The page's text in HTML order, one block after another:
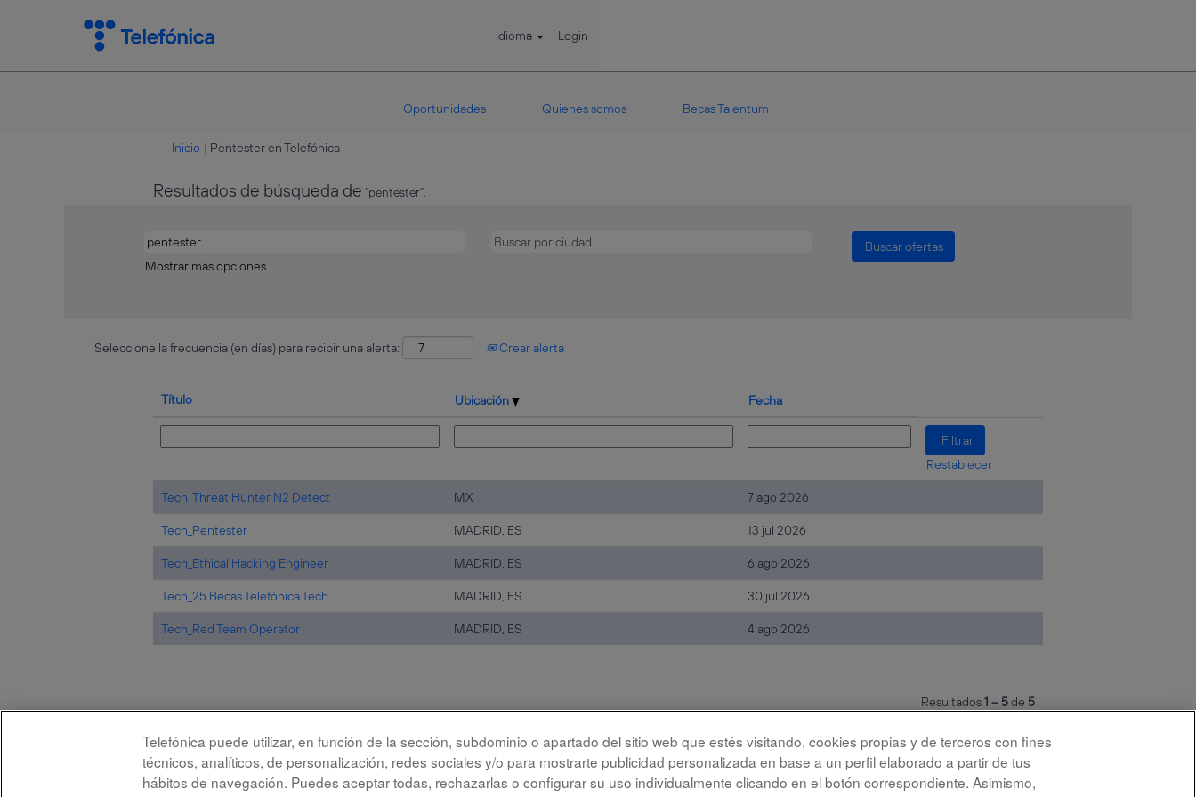
Idioma Login
Oportunidades Quienes somos Becas Talentum
Inicio | Pentester en Telefónica(página
Resultados de búsqueda de "pentester".
Mostrar más opciones
Seleccione la frecuencia (en días) para recibir una alerta: Crear alerta
Título Ubicación Fecha
Restablecer
Tech_Threat Hunter N2 Detect MX 7 ago 2026
Tech_Pentester MADRID, ES 13 jul 2026
Tech_Ethical Hacking Engineer MADRID, ES 6 ago 2026
Tech_25 Becas Telefónica Tech MADRID, ES 30 jul 2026
Tech_Red Team Operator MADRID, ES 4 ago 2026
Resultados1 – 5de 5
Aviso legal Accesibilidad Protección de datos
e
S
e
S
e
Telefónica puede utilizar, en función de la sección, subdominio o apartado del sitio web que estés visitando, cookies propias y de terceros con fines
técnicos, analíticos, de personalización, redes sociales y/o para mostrarte publicidad personalizada en base a un perfil elaborado a partir de tus
hábitos de navegación. Puedes aceptar todas, rechazarlas o configurar su uso individualmente clicando en el botón correspondiente. Asimismo,